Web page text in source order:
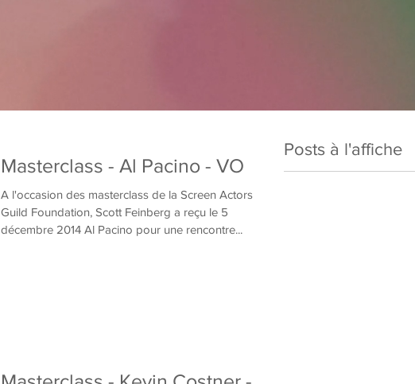
Masterclass - Al Pacino - VO
A l'occasion des masterclass de la Screen Actors
Guild Foundation, Scott Feinberg a reçu le 5
décembre 2014 Al Pacino pour une rencontre...
Posts à l'affiche